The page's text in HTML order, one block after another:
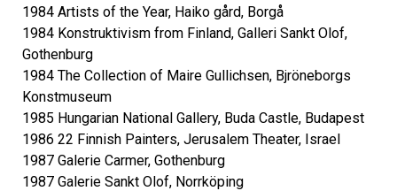
1984 Artists of the Year, Haiko gård, Borgå
1984 Konstruktivism from Finland, Galleri Sankt Olof,
Gothenburg
1984 The Collection of Maire Gullichsen, Bjröneborgs
Konstmuseum
1985 Hungarian National Gallery, Buda Castle, Budapest
1986 22 Finnish Painters, Jerusalem Theater, Israel
1987 Galerie Carmer, Gothenburg
1987 Galerie Sankt Olof, Norrköping